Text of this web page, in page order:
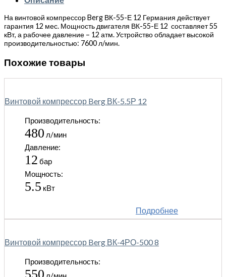
На винтовой компрессор Berg ВК-55-Е 12 Германия действует
гарантия 12 мес. Мощность двигателя ВК-55-Е 12 составляет 55
кВт, а рабочее давление – 12 атм. Устройство обладает высокой
производительностью: 7600 л/мин.
Похожие товары
Винтовой компрессор Berg ВК-5.5Р 12
Производительность:
480 л/мин
Давление:
12 бар
Мощность:
5.5 кВт
Подробнее
Винтовой компрессор Berg ВК-4РО-500 8
Производительность:
550